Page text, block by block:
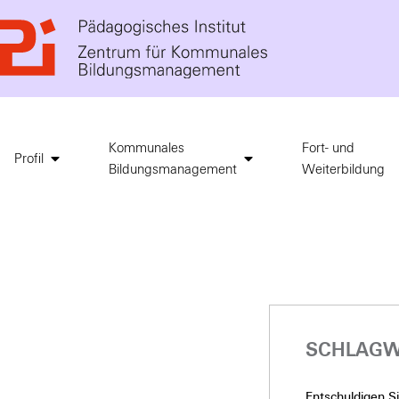
Profil
Kommunales
Bildungsmanagement
Fort- und
Weiterbildung